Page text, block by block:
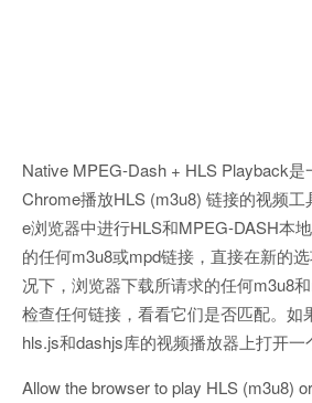
Native MPEG-Dash + HLS Playback
Chrome播放HLS (m3u8) 链接的视频
e浏览器中进行HLS和MPEG-DASH本
的任何m3u8或mpd链接，直接在新的
况下，浏览器下载所请求的任何m3u8
检查任何链接，看看它们是否匹配。如
hls.js和dashjs库的视频播放器上打开一
Allow the browser to play HLS (m3u8)